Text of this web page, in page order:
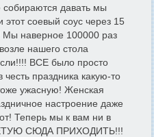
собираются давать мы
этот соевый соус через 15
наверное 100000 раз
нашего стола
ВСЕ было просто
праздника какую-то
ужасную! Женская
настроение даже
Теперь мы к вам ни в
СЮДА ПРИХОДИТЬ!!!